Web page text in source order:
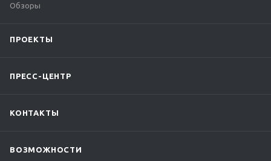
Обзоры
ПРОЕКТЫ
ПРЕСС-ЦЕНТР
КОНТАКТЫ
ВОЗМОЖНОСТИ